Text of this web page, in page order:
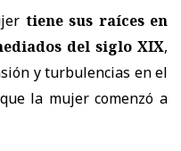
tiene sus raíces en
del siglo XIX,
y turbulencias en el
la mujer comenzó a